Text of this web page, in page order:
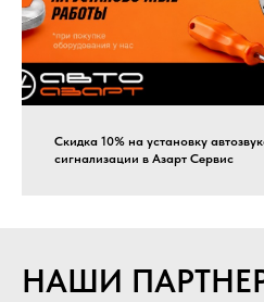
Скидка 10% на установку
сигнализации в Азарт Сервис
НАШИ